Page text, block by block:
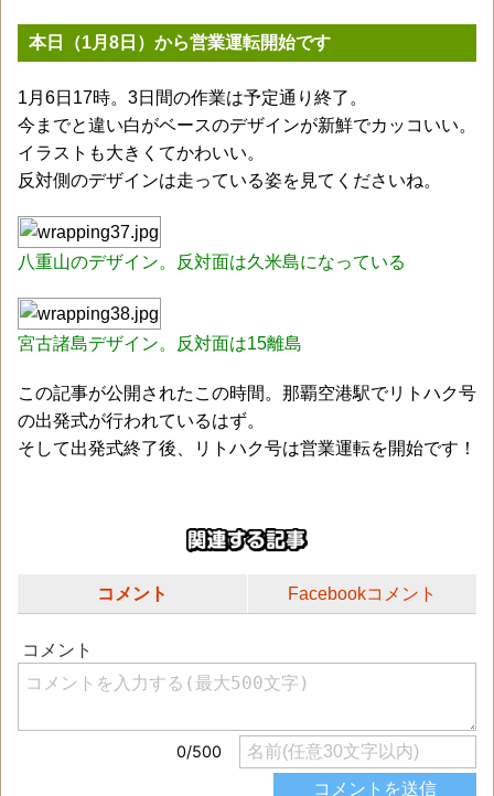
本日（1月8日）から営業運転開始です
1月6日17時。3日間の作業は予定通り終了。
今までと違い白がベースのデザインが新鮮でカッコいい。
イラストも大きくてかわいい。
反対側のデザインは走っている姿を見てくださいね。
八重山のデザイン。反対面は久米島になっている
宮古諸島デザイン。反対面は15離島
この記事が公開されたこの時間。那覇空港駅でリトハク号
の出発式が行われているはず。
そして出発式終了後、リトハク号は営業運転を開始です！
コメント Facebookコメント